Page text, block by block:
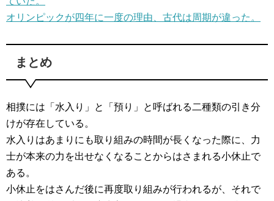
オリンピックが四年に一度の理由、古代は周期が違った。
まとめ
相撲には「水入り」と「預り」と呼ばれる二種類の引き分
けが存在している。
水入りはあまりにも取り組みの時間が長くなった際に、力
士が本来の力を出せなくなることからはさまれる小休止で
ある。
小休止をはさんだ後に再度取り組みが行われるが、それで